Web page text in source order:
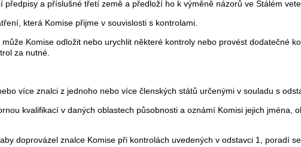
a příslušné třetí země a předloží ho k výměně názorů ve Stálém
která Komise přijme v souvislosti s kontrolami.
Komise odložit nebo urychlit některé kontroly nebo provést dodatečné
za nutné.
více znalci z jednoho nebo více členských států určenými v souladu s
kvalifikací v daných oblastech působnosti a oznámí Komisi jejich jména,
doprovázel znalce Komise při kontrolách uvedených v odstavci 1, poradí